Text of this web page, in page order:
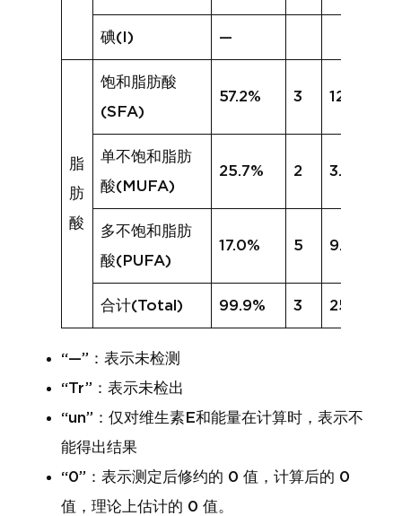
碘(I) —
脂
肪
酸
饱和脂肪酸
(SFA)
57.2% 3 12.3%
单不饱和脂肪
酸(MUFA)
25.7% 2 3.6%
多不饱和脂肪
酸(PUFA)
17.0% 5 9.1%
合计(Total) 99.9% 3 25.0%
“—”：表示未检测
“Tr”：表示未检出
“un”：仅对维生素E和能量在计算时，表示不
能得出结果
“0”：表示测定后修约的 0 值，计算后的 0
值，理论上估计的 0 值。